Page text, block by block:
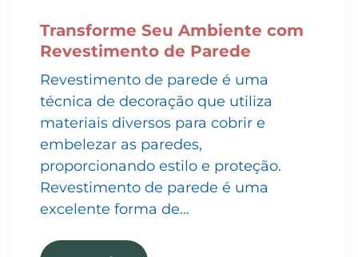
Transforme Seu Ambiente com
Revestimento de Parede
Revestimento de parede é uma
técnica de decoração que utiliza
materiais diversos para cobrir e
embelezar as paredes,
proporcionando estilo e proteção.
Revestimento de parede é uma
excelente forma de…